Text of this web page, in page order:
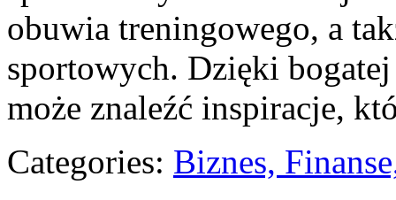
obuwia treningowego, a
sportowych. Dzięki
może znaleźć inspiracje,
Categories: Biznes,